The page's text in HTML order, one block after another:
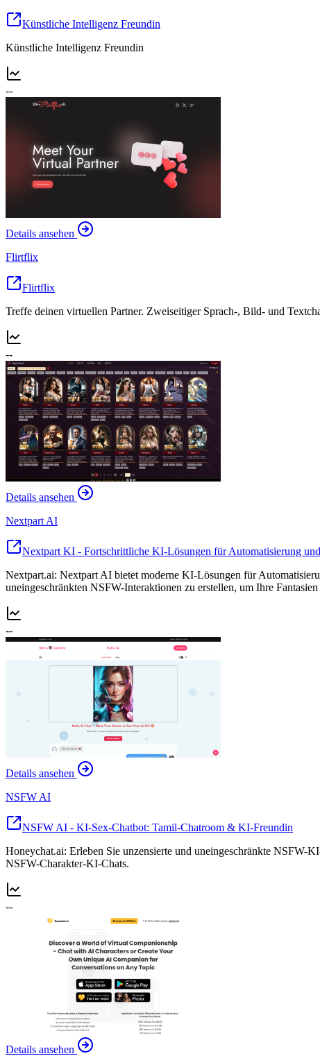
Künstliche Intelligenz Freundin
Künstliche Intelligenz Freundin
--
Details ansehen
Flirtflix
Flirtflix
Treffe deinen virtuellen Partner. Zweiseitiger Sprach-, Bild- und
--
Details ansehen
Nextpart AI
Nextpart KI - Fortschrittliche KI-Lösungen für Automatisierung
Nextpart.ai: Nextpart AI bietet moderne KI-Lösungen für
uneingeschränkten NSFW-Interaktionen zu erstellen, um Ihre
--
Details ansehen
NSFW AI
NSFW AI - KI-Sex-Chatbot: Tamil-Chatroom & KI-Freundin
Honeychat.ai: Erleben Sie unzensierte und uneingeschränkte
NSFW-Charakter-KI-Chats.
--
Details ansehen